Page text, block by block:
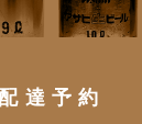
達予約